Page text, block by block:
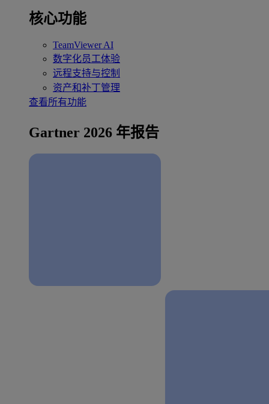
核心功能
TeamViewer AI
数字化员工体验
远程支持与控制
资产和补丁管理
查看所有功能
Gartner 2026 年报告